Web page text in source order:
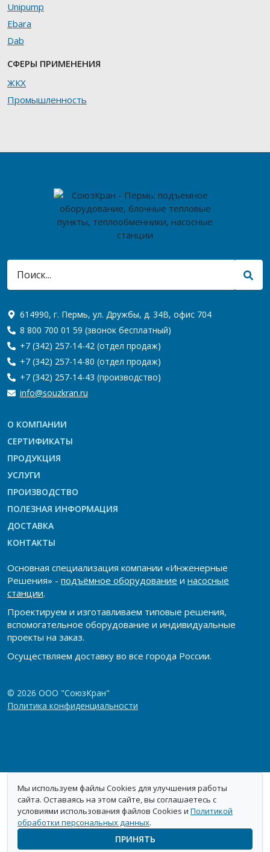
Unipump
Ebara
Dab
СФЕРЫ ПРИМЕНЕНИЯ
ЖКХ
Промышленность
614990, г. Пермь, ул. Дружбы, д. 34В, офис 704
8 800 700 01 59 (звонок бесплатный)
+7 (342) 257-14-42 (отдел продаж)
+7 (342) 257-14-80 (отдел продаж)
+7 (342) 257-14-43 (производство)
info@souzkran.ru
О КОМПАНИИ
СЕРТИФИКАТЫ
ПРОДУКЦИЯ
УСЛУГИ
ПРОИЗВОДСТВО
ПОЛЕЗНАЯ ИНФОРМАЦИЯ
ДОСТАВКА
КОНТАКТЫ
Основная специализация компании «Инженерные
Решения» - подъёмное оборудование и насосные
станции.
Проектируем и изготавливаем типовые решения,
вспомогательное оборудование и индивидуальные
проекты на заказ.
Осуществляем доставку во все города России.
© 2026 ООО "СоюзКран"
Политика конфиденциальности
Мы используем файлы Cookies для улучшения работы
сайта. Оставаясь на этом сайте, вы соглашаетесь с
условиями использования файлов Cookies и Политикой
обработки персональных данных.
ПРИНЯТЬ